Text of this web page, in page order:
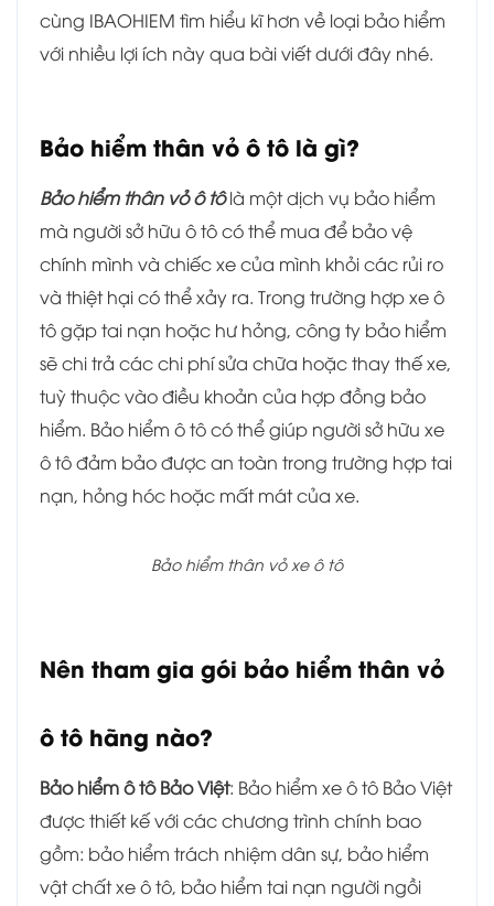
cùng IBAOHIEM tìm hiểu kĩ hơn về loại bảo hiểm
với nhiều lợi ích này qua bài viết dưới đây nhé.
Bảo hiểm thân vỏ ô tô là gì?
Bảo hiểm thân vỏ ô tôlà một dịch vụ bảo hiểm
mà người sở hữu ô tô có thể mua để bảo vệ
chính mình và chiếc xe của mình khỏi các rủi ro
và thiệt hại có thể xảy ra. Trong trường hợp xe ô
tô gặp tai nạn hoặc hư hỏng, công ty bảo hiểm
sẽ chi trả các chi phí sửa chữa hoặc thay thế xe,
tuỳ thuộc vào điều khoản của hợp đồng bảo
hiểm. Bảo hiểm ô tô có thể giúp người sở hữu xe
ô tô đảm bảo được an toàn trong trường hợp tai
nạn, hỏng hóc hoặc mất mát của xe.
Bảo hiểm thân vỏ xe ô tô
Nên tham gia gói bảo hiểm thân vỏ
ô tô hãng nào?
Bảo hiểm ô tô Bảo Việt: Bảo hiểm xe ô tô Bảo Việt
được thiết kế với các chương trình chính bao
gồm: bảo hiểm trách nhiệm dân sự, bảo hiểm
vật chất xe ô tô, bảo hiểm tai nạn người ngồi